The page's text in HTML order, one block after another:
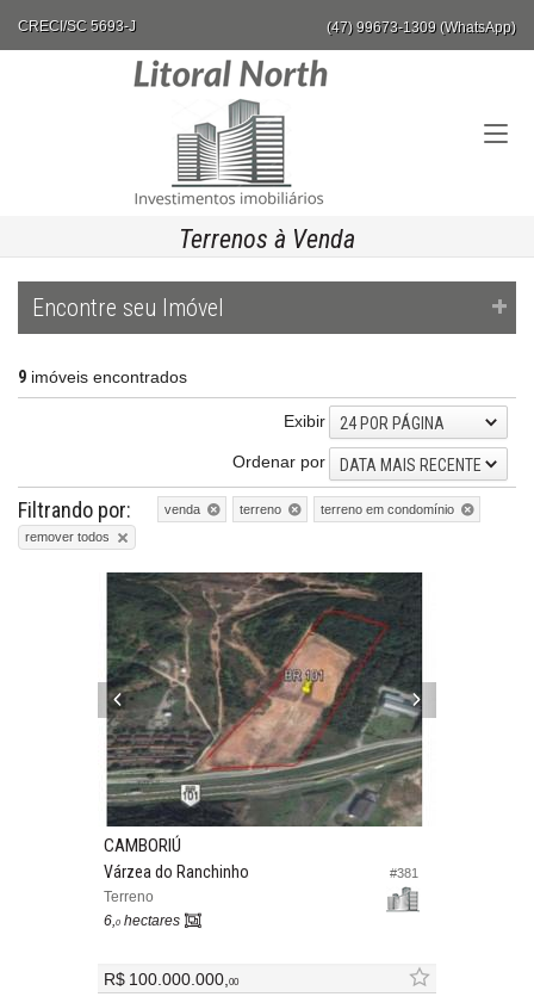
CRECI/SC 5693-J (47) 99673-1309 (WhatsApp)
Terrenos à Venda
Encontre seu Imóvel
9 imóveis encontrados
Exibir
24 POR PÁGINA
Ordenar por
DATA MAIS RECENTE
Filtrando por: venda terreno
terreno em condomínio
remover todos
#381
CAMBORIÚ
Várzea do Ranchinho
Terreno
6,0 hectares
R$ 100.000.000,00